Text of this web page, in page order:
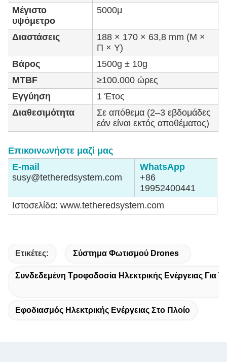
Μέγιστο
υψόμετρο
5000μ
Διαστάσεις
188 × 170 × 63,8 mm (Μ ×
Π × Υ)
Βάρος
1500g ± 10g
MTBF
≥100.000 ώρες
Εγγύηση
1 Έτος
Διαθεσιμότητα
Σε απόθεμα (2–3 εβδομάδες
εάν είναι εκτός αποθέματος)
Επικοινωνήστε μαζί μας
E-mail
susy@tetheredsystem.com
WhatsApp
+86
19952400441
Ιστοσελίδα: www.tetheredsystem.com
Ετικέτες: Σύστημα Φωτισμού Drones
Συνδεδεμένη Τροφοδοσία Ηλεκτρικής Ενέργειας Για
Εφοδιασμός Ηλεκτρικής Ενέργειας Στο Πλοίο